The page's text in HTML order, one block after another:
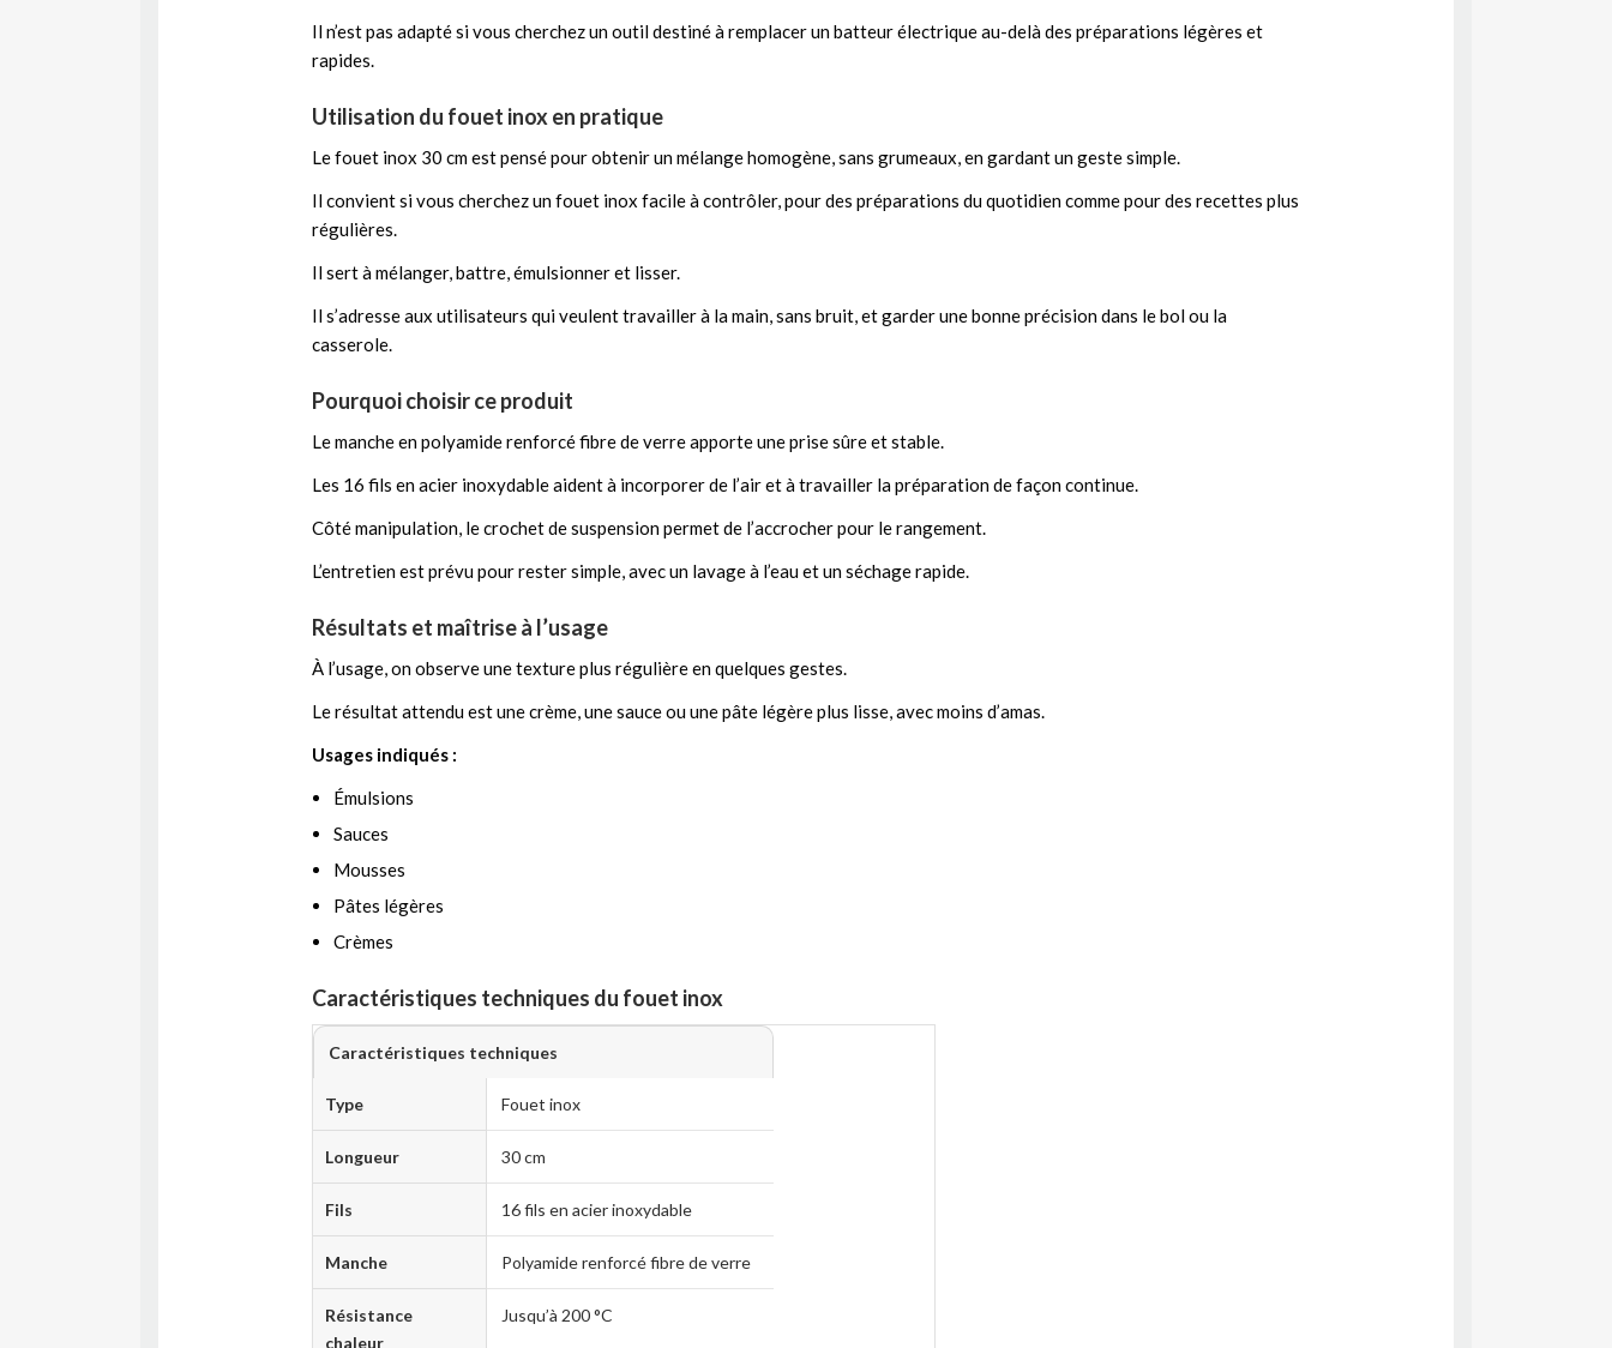
Il n’est pas adapté si vous cherchez un outil destiné à remplacer un batteur électrique au-delà des préparations légères et
rapides.
Utilisation du fouet inox en pratique
Le fouet inox 30 cm est pensé pour obtenir un mélange homogène, sans grumeaux, en gardant un geste simple.
Il convient si vous cherchez un fouet inox facile à contrôler, pour des préparations du quotidien comme pour des recettes plus
régulières.
Il sert à mélanger, battre, émulsionner et lisser.
Il s’adresse aux utilisateurs qui veulent travailler à la main, sans bruit, et garder une bonne précision dans le bol ou la
casserole.
Pourquoi choisir ce produit
Le manche en polyamide renforcé fibre de verre apporte une prise sûre et stable.
Les 16 fils en acier inoxydable aident à incorporer de l’air et à travailler la préparation de façon continue.
Côté manipulation, le crochet de suspension permet de l’accrocher pour le rangement.
L’entretien est prévu pour rester simple, avec un lavage à l’eau et un séchage rapide.
Résultats et maîtrise à l’usage
À l’usage, on observe une texture plus régulière en quelques gestes.
Le résultat attendu est une crème, une sauce ou une pâte légère plus lisse, avec moins d’amas.
Usages indiqués :
Émulsions
Sauces
Mousses
Pâtes légères
Crèmes
Caractéristiques techniques du fouet inox
Caractéristiques techniques
Type Fouet inox
Longueur 30 cm
Fils 16 fils en acier inoxydable
Manche Polyamide renforcé fibre de verre
Résistance
chaleur
Jusqu’à 200 °C